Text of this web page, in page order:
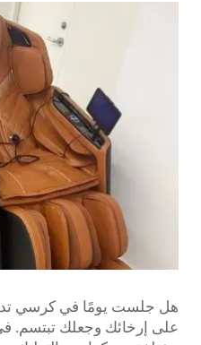
هل جلست يومًا في كرسي
على إرخائك وجعلك تبتسم.